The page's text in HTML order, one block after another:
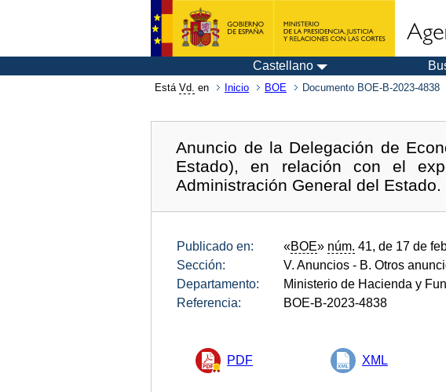
Castellano
Está Vd. en Inicio BOE Documento BOE-B-2023-4838
Anuncio de la Delegación de
Estado), en relación con el
Administración General del Estado.
Publicado en: «BOE» núm. 41, de 17 de
Sección:
V. Anuncios - B. Otros
Departamento:
Ministerio de Hacienda y
Referencia:
BOE-B-2023-4838
PDF XML